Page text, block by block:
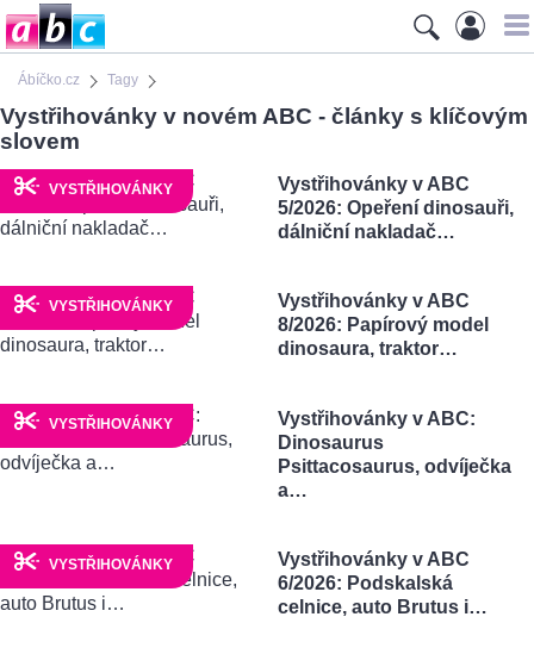
Ábíčko.cz Tagy
Vystřihovánky v novém ABC - články s klíčovým
slovem
VYSTŘIHOVÁNKY
Vystřihovánky v ABC
5/2026: Opeření dinosauři,
dálniční nakladač…
VYSTŘIHOVÁNKY
Vystřihovánky v ABC
8/2026: Papírový model
dinosaura, traktor…
VYSTŘIHOVÁNKY
Vystřihovánky v ABC:
Dinosaurus
Psittacosaurus, odvíječka
a…
VYSTŘIHOVÁNKY
Vystřihovánky v ABC
6/2026: Podskalská
celnice, auto Brutus i…